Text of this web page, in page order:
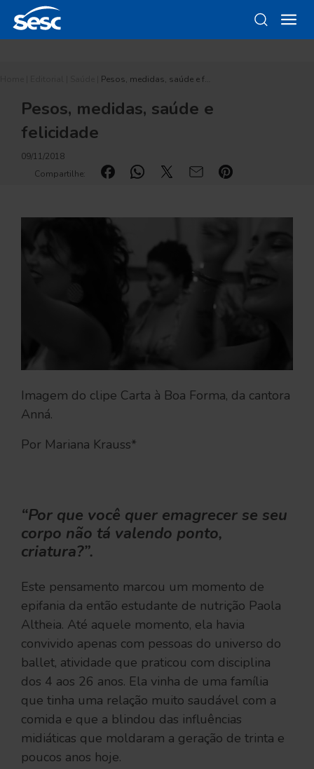
Pesos, medidas, saúde e f…
Pesos, medidas, saúde e
felicidade
09/11/2018
Compartilhe:
Imagem do clipe Carta à Boa Forma, da cantora
Anná.
Por Mariana Krauss*
“Por que você quer emagrecer se seu
corpo não tá valendo ponto,
criatura?”.
Este pensamento marcou um momento de
epifania da então estudante de nutrição Paola
Altheia. Até aquele momento, ela havia
convivido apenas com pessoas do universo do
ballet, atividade que praticou com disciplina
dos 4 aos 26 anos. Ela vinha de uma família
que tinha uma relação muito saudável com a
comida e que a blindou das influências
midiáticas que moldaram a geração de trinta e
poucos anos hoje.